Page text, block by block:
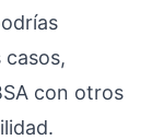
con otros